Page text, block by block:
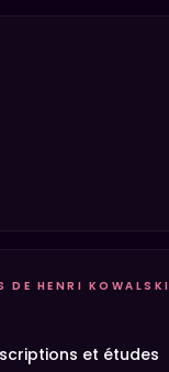
DE HENRI KOWALSKI
et études